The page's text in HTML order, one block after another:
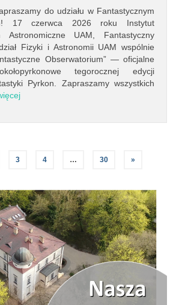
do udziału w Fantastycznym
17 czerwca 2026 roku Instytut
Astronomiczne UAM, Fantastyczny
Fizyki i Astronomii UAM wspólnie
Obserwatorium” — oficjalne
tegorocznej edycji
Pyrkon. Zapraszamy wszystkich
3 4 … 30 »